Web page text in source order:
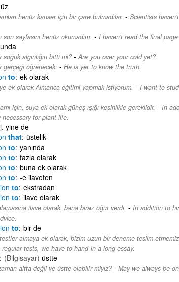
henüz kanser için bir çare bulmadılar. - Scientists
son sayfasını henüz okumadım. - I haven't read the final
soğuk algınlığın bitti mi?- Are you over your cold yet?
gerçeği öğrenecek. - He is yet to know the truth.
to ek olarak
ek olarak Almanca eğitimi yapmak istiyorum. - I want to
için, suya ek olarak güneş ışığı kesinlikle gereklidir. - In
necessary for plant life.
yine de
that üstelik
to yanında
to fazla olarak
to buna ek olarak
to -e ilaveten
to ekstradan
to ilave olarak
ilave olarak, bana biraz öğüt verdi. - In addition to
to bir de
almaya ek olarak, bizim uzun bir deneme teslim
tests, we have to hand in a long essay.
(Bilgisayar) üstte
altta değil ve üstte olabilir miyiz?- May we always be